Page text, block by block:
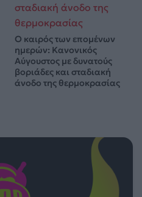
Ο καιρός των επομένων
ημερών: Κανονικός
Αύγουστος με δυνατούς
βοριάδες και σταδιακή
άνοδο της θερμοκρασίας